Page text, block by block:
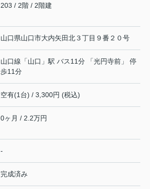
203 / 2階 / 2階建
山口県山口市大内矢田北３丁目９番２０号
山口線 「山口 」駅 バス11分 「光円寺前」 停
歩11分
空有(1台) / 3,300円 (税込)
0ヶ月 / 2.2万円
-
完成済み